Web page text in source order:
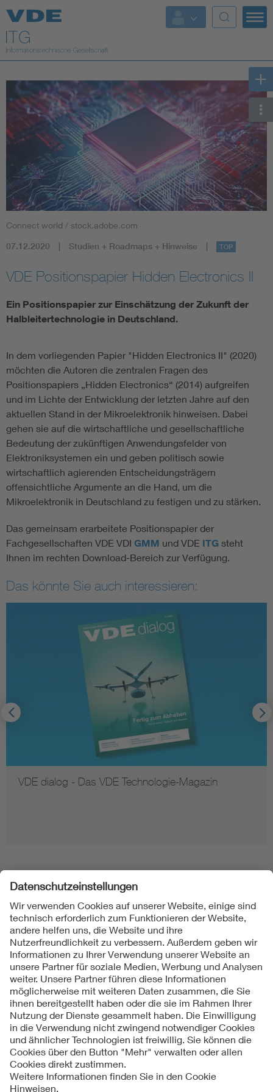
Top Themen
Fokusthemen
Energy
AI & Digital Trust
Health
Mobility
Connect world / stock.adobe.com
07.12.2020 Studien + Roadmaps + Hinweise TOP
VDE Positionspapier Hidden Electronics II
Ein Positionspapier zur Einschätzung der Zukunft der
Halbleitertechnologie in Deutschland.
In dem vorliegenden Papier "Hidden Electronics II" (2020)
möchten die Autoren die zentralen Fragen des
Positionspapiers „Hidden Electronics“ (2014) aufgreifen
und im Lichte der Entwicklung der letzten Jahre auf den
aktuellen Stand in der Mikroelektronik hinweisen. Dabei
gehen sie auf die wirtschaftliche und gesellschaftliche
Bedeutung der zukünftigen Anwendungsfelder von
Elektroniksystemen ein und geben politisch sowie
wirtschaftlich agierenden Entscheidungsträgern
offensichtliche Argumente an die Hand, um die
Mikroelektronik in Deutschland zu festigen und zu stärken.
Das gemeinsam erarbeitete Positionspapier der
Fachgesellschaften VDE VDI GMM und VDE ITG steht
Ihnen im rechten Download-Bereich zur Verfügung.
Das könnte Sie auch interessieren:
VDE dialog - Das VDE Technologie-Magazin
Folgen Sie uns
Kontakte
Service
Impressum
Datenschutzinformationen